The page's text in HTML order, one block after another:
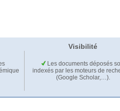
Visibilité
Les documents déposés
indexés par les moteurs de
(Google Scholar,…).